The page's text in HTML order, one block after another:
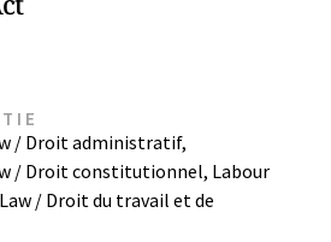
/ Droit administratif,
/ Droit constitutionnel, Labour
/ Droit du travail et de